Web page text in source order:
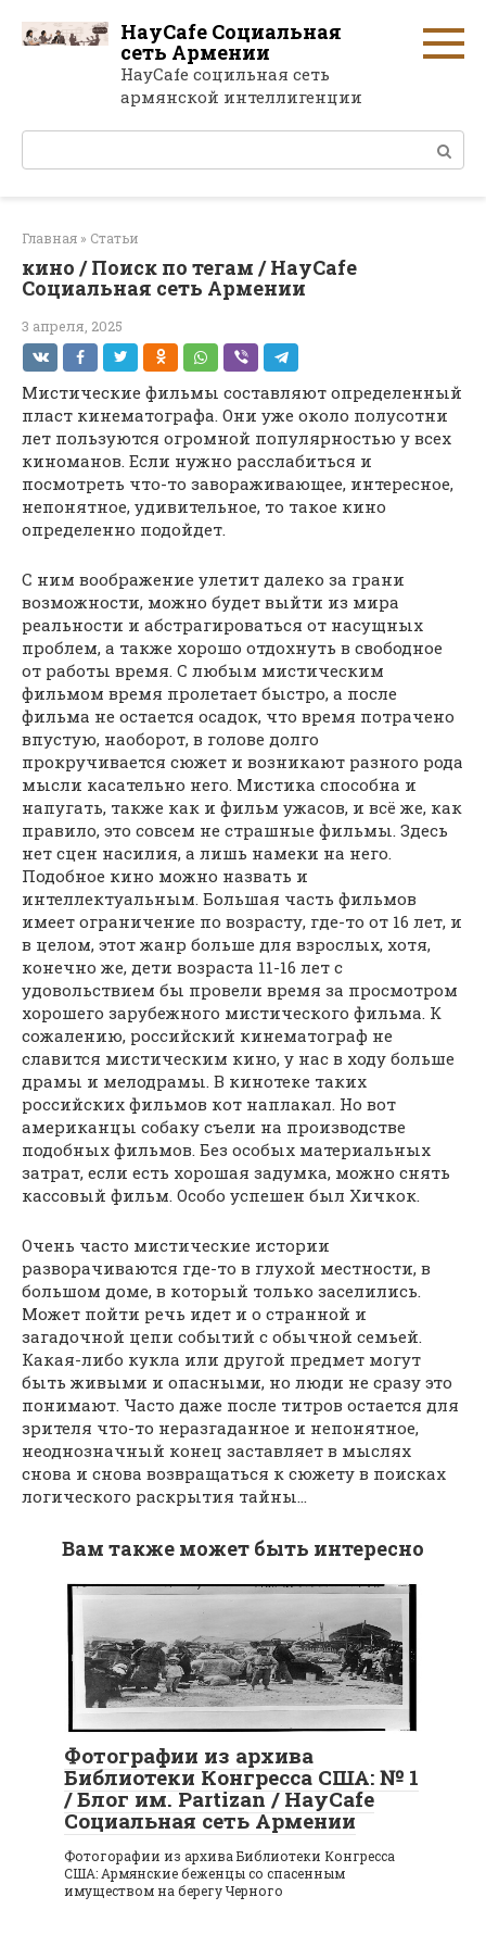
HayCafe Социальная
сеть Армении
HayCafe социльная сеть
армянской интеллигенции
Поиск:
Главная » Статьи
кино / Поиск по тегам / HayCafe
Социальная сеть Армении
3 апреля, 2025
Мистические фильмы составляют определенный
пласт кинематографа. Они уже около полусотни
лет пользуются огромной популярностью у всех
киноманов. Если нужно расслабиться и
посмотреть что-то завораживающее, интересное,
непонятное, удивительное, то такое кино
определенно подойдет.
С ним воображение улетит далеко за грани
возможности, можно будет выйти из мира
реальности и абстрагироваться от насущных
проблем, а также хорошо отдохнуть в свободное
от работы время. С любым мистическим
фильмом время пролетает быстро, а после
фильма не остается осадок, что время потрачено
впустую, наоборот, в голове долго
прокручивается сюжет и возникают разного рода
мысли касательно него. Мистика способна и
напугать, также как и фильм ужасов, и всё же, как
правило, это совсем не страшные фильмы. Здесь
нет сцен насилия, а лишь намеки на него.
Подобное кино можно назвать и
интеллектуальным. Большая часть фильмов
имеет ограничение по возрасту, где-то от 16 лет, и
в целом, этот жанр больше для взрослых, хотя,
конечно же, дети возраста 11-16 лет с
удовольствием бы провели время за просмотром
хорошего зарубежного мистического фильма. К
сожалению, российский кинематограф не
славится мистическим кино, у нас в ходу больше
драмы и мелодрамы. В кинотеке таких
российских фильмов кот наплакал. Но вот
американцы собаку съели на производстве
подобных фильмов. Без особых материальных
затрат, если есть хорошая задумка, можно снять
кассовый фильм. Особо успешен был Хичкок.
Очень часто мистические истории
разворачиваются где-то в глухой местности, в
большом доме, в который только заселились.
Может пойти речь идет и о странной и
загадочной цепи событий с обычной семьей.
Какая-либо кукла или другой предмет могут
быть живыми и опасными, но люди не сразу это
понимают. Часто даже после титров остается для
зрителя что-то неразгаданное и непонятное,
неоднозначный конец заставляет в мыслях
снова и снова возвращаться к сюжету в поисках
логического раскрытия тайны…
Вам также может быть интересно
Фотографии из архива
Библиотеки Конгресса США: № 1
/ Блог им. Partizan / HayCafe
Социальная сеть Армении
Фотогорафии из архива Библиотеки Конгресса
США: Армянские беженцы со спасенным
имуществом на берегу Черного